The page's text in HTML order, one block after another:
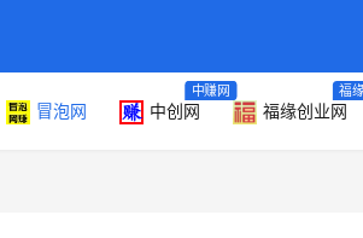
冒泡网 中创网
中赚网
福缘创业网
福